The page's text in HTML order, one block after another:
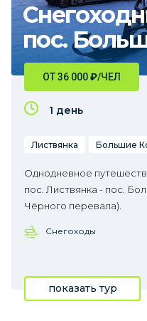
пос.
ОТ 36 000₽/ЧЕЛ
1 день
Листвянка Большие
Однодневное
пос. Листвянка - пос.
Чёрного перевала).
Снегоходы
показать тур